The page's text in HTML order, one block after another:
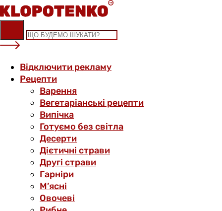
Skip
to
content
Відключити рекламу
Рецепти
Варення
Вегетаріанські рецепти
Випічка
Готуємо без світла
Десерти
Дієтичні страви
Другі страви
Гарніри
М’ясні
Овочеві